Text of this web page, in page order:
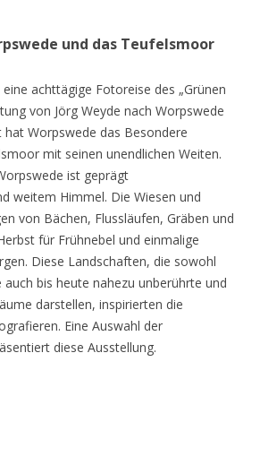
und das Teufelsmoor
achttägige Fotoreise des „Grünen
von Jörg Weyde nach Worpswede
Worpswede das Besondere
mit seinen unendlichen Weiten.
ist geprägt
weitem Himmel. Die Wiesen und
von Bächen, Flussläufen, Gräben und
für Frühnebel und einmalige
Diese Landschaften, die sowohl
bis heute nahezu unberührte und
darstellen, inspirierten die
Eine Auswahl der
diese Ausstellung.